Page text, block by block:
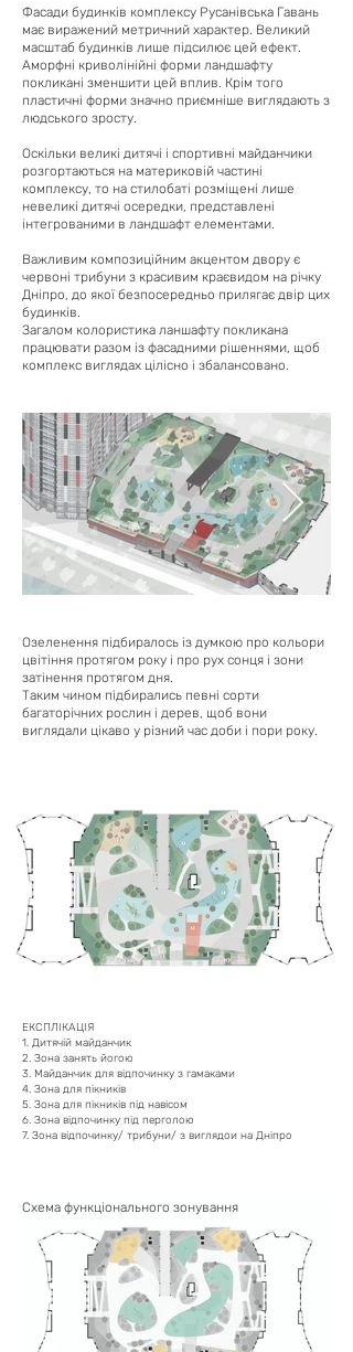
Фасади будинків комплексу Русанівська Гавань
має виражений метричний характер. Великий
масштаб будинків лише підсилює цей ефект.
Аморфні криволінійні форми ландшафту
покликані зменшити цей вплив. Крім того
пластичні форми значно приємніше виглядають з
людського зросту.
Оскільки великі дитячі і спортивні майданчики
розгортаються на материковій частині
комплексу, то на стилобаті розміщені лише
невеликі дитячі осередки, представлені
інтегрованими в ландшафт елементами.
Важливим композиційним акцентом двору є
червоні трибуни з красивим краєвидом на річку
Дніпро, до якої безпосередньо прилягає двір цих
будинків.
Загалом колористика ланшафту покликана
працювати разом із фасадними рішеннями, щоб
комплекс виглядах цілісно і збалансовано.
Озеленення підбиралось із думкою про кольори
цвітіння протягом року і про рух сонця і зони
затінення протягом дня.
Таким чином підбирались певні сорти
багаторічних рослин і дерев, щоб вони
виглядали цікаво у різний час доби і пори року.
ЕКСПЛІКАЦІЯ
1. Дитячій майданчик
2. Зона занять йогою
3. Майданчик для відпочинку з гамаками
4. Зона для пікників
5. Зона для пікників під навісом
6. Зона відпочинку під перголою
7. Зона відпочинку/ трибуни/ з виглядои на Дніпро
Схема функціонального зонування